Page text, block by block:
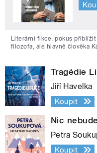
Literární fikce, pokus
filozofa, ale hlavně člověka
Tragédie
Jiří Havelka
Koupit
Nic
Petra
Koupit